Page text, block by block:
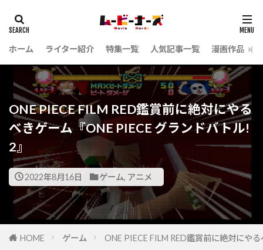
ホーム ライター紹介 特集一覧 人気記事一覧 漫画作品
ONE PIECE FILM RED鑑賞前に絶対にやる
べきゲーム『ONE PIECE グランドバトル!
2』
2022年8月16日 ゲーム, アニメ
HOME ゲーム ONE PIECE FILM RED鑑賞前に絶対にや